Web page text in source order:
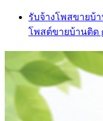
Skip
content
รับจ้างโพสขายบ้
โพสต์ขายบ้านติด